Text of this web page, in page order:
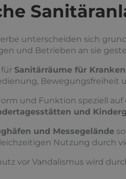
unterscheiden sich
und Betrieben an sie
Sanitärräume für
Bewegungsfreiheit
und Funktion speziell
und
und Messegelände
Nutzung durch
vor Vandalismus wird